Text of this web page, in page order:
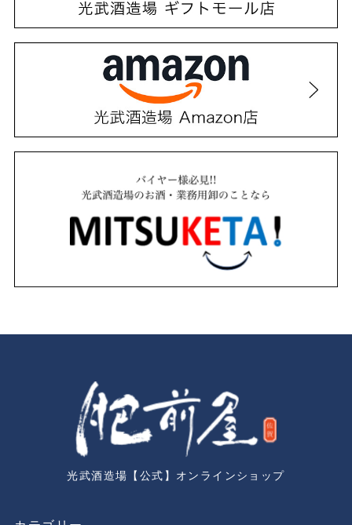
光武酒造場【公式】オンラインショップ